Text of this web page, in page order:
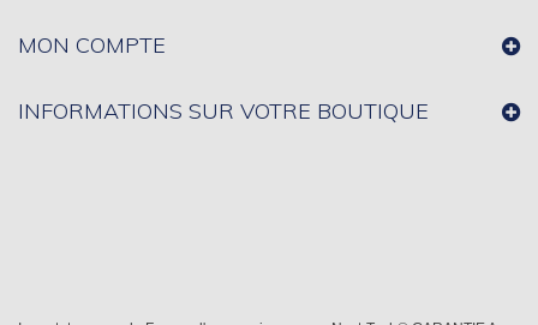
MON COMPTE
INFORMATIONS SUR VOTRE BOUTIQUE